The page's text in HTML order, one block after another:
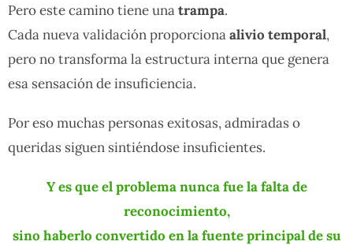
Pero este camino tiene unatrampa.
Cada nueva validación proporcionaalivio temporal,
pero no transforma la estructura interna que genera
esa sensación de insuficiencia.
Por eso muchas personas exitosas, admiradas o
queridas siguen sintiéndose insuficientes.
Y es que el problema nunca fue la falta de
reconocimiento,
sino haberlo convertido en la fuente principal de su